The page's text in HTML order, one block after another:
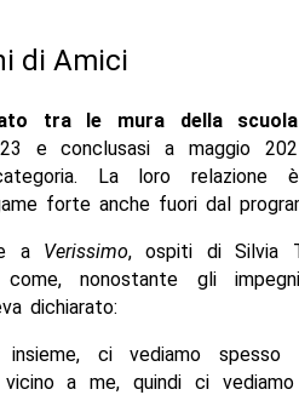
di Amici
tra le mura della
e conclusasi a maggio
La loro relazione
forte anche fuori dal
a Verissimo, ospiti di Silvia
come, nonostante gli
dichiarato:
ci vediamo spesso
a me, quindi ci